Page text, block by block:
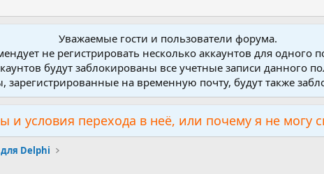
Уважаемые гости и пользователи форума.
не регистрировать несколько аккаунтов для
будут заблокированы все учетные записи данного
зарегистрированные на временную почту, будут также
и условия перехода в неё, или почему я не могу
Delphi